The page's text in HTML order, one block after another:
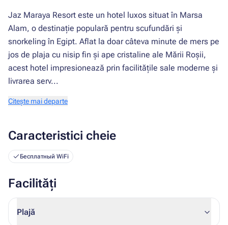
Jaz Maraya Resort este un hotel luxos situat în Marsa
Alam, o destinație populară pentru scufundări și
snorkeling în Egipt. Aflat la doar câteva minute de mers pe
jos de plaja cu nisip fin și ape cristaline ale Mării Roșii,
acest hotel impresionează prin facilitățile sale moderne și
livrarea serv...
Citește mai departe
Caracteristici cheie
Бесплатный WiFi
Facilități
Plajă